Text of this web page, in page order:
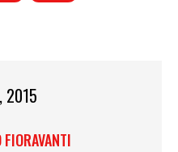
2015
FIORAVANTI